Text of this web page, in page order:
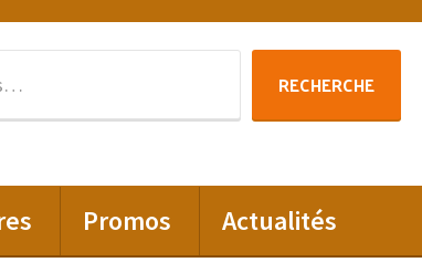
RECHERCHE
Promos Actualités